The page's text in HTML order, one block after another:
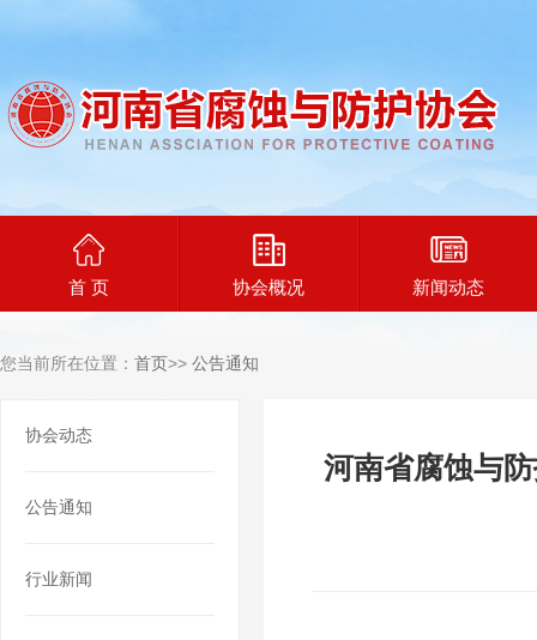
首 页 协会概况 新闻动态
您当前所在位置： 首页>> 公告通知
协会动态
公告通知
行业新闻
河南省腐蚀与